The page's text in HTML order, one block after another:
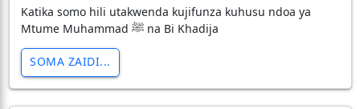
Katika somo hili utakwenda kujifunza kuhusu ndoa ya
Mtume Muhammad ﷺ na Bi Khadija
SOMA ZAIDI...